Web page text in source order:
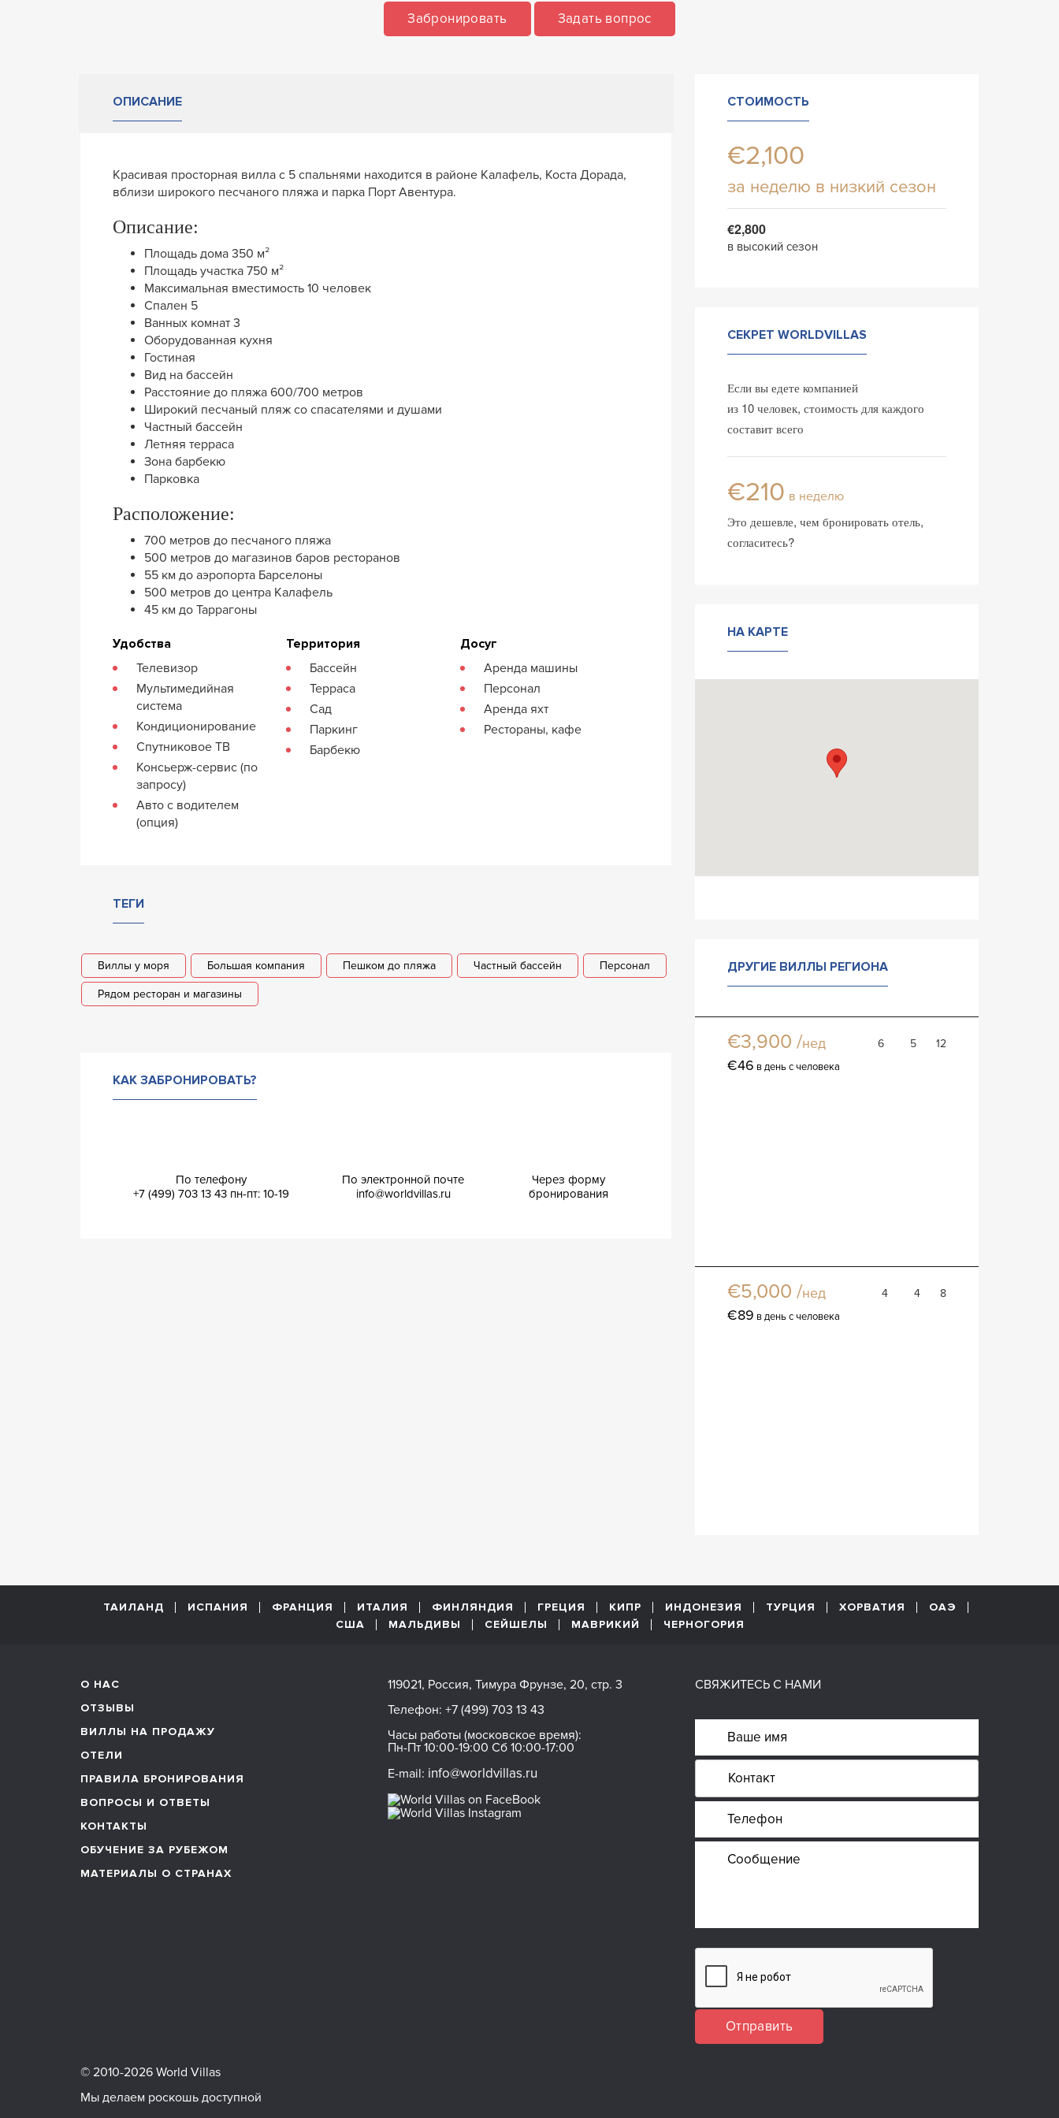
Забронировать Задать вопрос
ОПИСАНИЕ
Красивая просторная вилла с 5 спальнями находится в районе Калафель, Коста Дорада,
вблизи широкого песчаного пляжа и парка Порт Авентура.
Описание:
Площадь дома 350 м²
Площадь участка 750 м²
Максимальная вместимость 10 человек
Спален 5
Ванных комнат 3
Оборудованная кухня
Гостиная
Вид на бассейн
Расстояние до пляжа 600/700 метров
Широкий песчаный пляж со спасателями и душами
Частный бассейн
Летняя терраса
Зона барбекю
Парковка
Расположение:
700 метров до песчаного пляжа
500 метров до магазинов баров ресторанов
55 км до аэропорта Барселоны
500 метров до центра Калафель
45 км до Таррагоны
Удобства
Телевизор
Мультимедийная
система
Кондиционирование
Спутниковое ТВ
Консьерж-сервис (по
запросу)
Авто с водителем
(опция)
Территория
Бассейн
Терраса
Сад
Паркинг
Барбекю
Досуг
Аренда машины
Персонал
Аренда яхт
Рестораны, кафе
ТЕГИ
Виллы у моря Большая компания Пешком до пляжа Частный бассейн Персонал
Рядом ресторан и магазины
КАК ЗАБРОНИРОВАТЬ?
По телефону
+7 (499) 703 13 43 пн-пт: 10-19
По электронной почте
info@worldvillas.ru
Через форму
бронирования
СТОИМОСТЬ
€2,100
за неделю в низкий сезон
€2,800
в высокий сезон
СЕКРЕТ WORLDVILLAS
Если вы едете компанией
из 10 человек, стоимость для каждого
составит всего
€210 в неделю
Это дешевле, чем бронировать отель,
согласитесь?
НА КАРТЕ
ДРУГИЕ ВИЛЛЫ РЕГИОНА
€3,900 /нед 6 5 12
€46 в день с человека
€5,000 /нед 4 4 8
€89 в день с человека
ТАИЛАНД ИСПАНИЯ ФРАНЦИЯ ИТАЛИЯ ФИНЛЯНДИЯ ГРЕЦИЯ КИПР ИНДОНЕЗИЯ ТУРЦИЯ ХОРВАТИЯ
ОАЭ
США
МАЛЬДИВЫ СЕЙШЕЛЫ МАВРИКИЙ ЧЕРНОГОРИЯ
О НАС
ОТЗЫВЫ
ВИЛЛЫ НА ПРОДАЖУ
ОТЕЛИ
ПРАВИЛА БРОНИРОВАНИЯ
ВОПРОСЫ И ОТВЕТЫ
КОНТАКТЫ
ОБУЧЕНИЕ ЗА РУБЕЖОМ
МАТЕРИАЛЫ О СТРАНАХ
119021, Россия, Тимура Фрунзе, 20, стр. 3
Телефон: +7 (499) 703 13 43
Часы работы (московское время):
Пн-Пт 10:00-19:00 Сб 10:00-17:00
E-mail: info@worldvillas.ru
СВЯЖИТЕСЬ С НАМИ
Отправить
© 2010-2026 World Villas
Мы делаем роскошь доступной